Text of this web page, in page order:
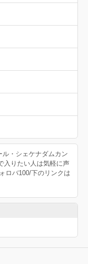
・シェケナダムカン
入りたい人は気軽に声
ロバ100/下のリンクは